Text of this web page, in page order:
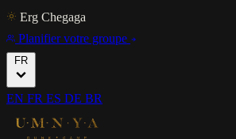
Erg Chegaga
Planifier votre groupe
FR
EN FR ES DE BR